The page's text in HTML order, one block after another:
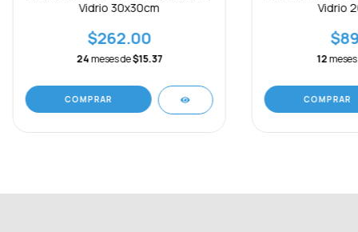
Vidrio 30x30cm
$262.00
24meses de$15.37
Vidrio
12